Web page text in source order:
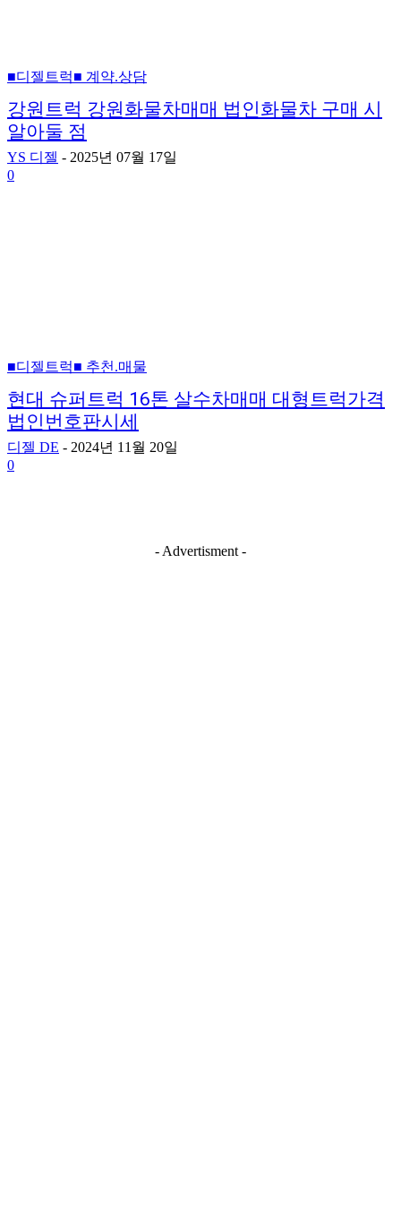
■디젤트럭■ 계약.상담
강원트럭 강원화물차매매 법인화물차 구매 시
알아둘 점
YS 디젤 - 2025년 07월 17일
0
■디젤트럭■ 추천.매물
현대 슈퍼트럭 16톤 살수차매매 대형트럭가격
법인번호판시세
디젤 DE - 2024년 11월 20일
0
- Advertisment -